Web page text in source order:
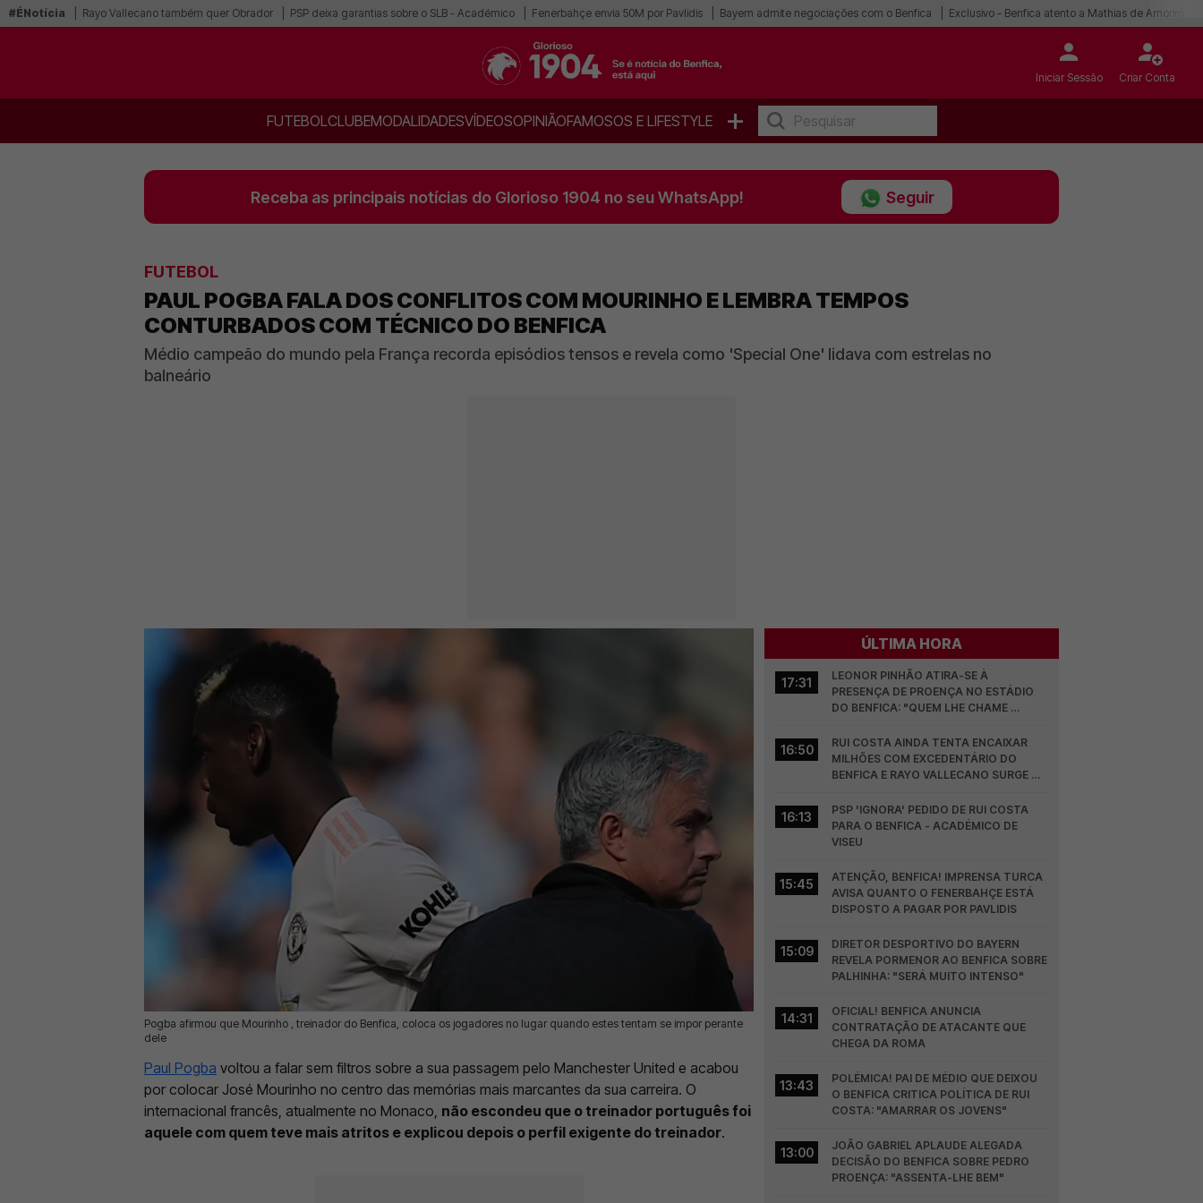
#ÉNotícia Rayo Vallecano também quer Obrador PSP deixa garantias sobre o SLB - Académico Fenerbahçe envia 50M por Pavlidis Bayern admite negociações com o Benfica Exclusivo - Benfica atento a Mathias de Amorim
Iniciar Sessão Criar Conta
FUTEBOLCLUBEMODALIDADESVÍDEOSOPINIÃOFAMOSOS E LIFESTYLE +
Receba as principais notícias do Glorioso 1904 no seu WhatsApp! Seguir
FUTEBOL
PAUL POGBA FALA DOS CONFLITOS COM MOURINHO E LEMBRA TEMPOS
CONTURBADOS COM TÉCNICO DO BENFICA
Médio campeão do mundo pela França recorda episódios tensos e revela como 'Special One' lidava com estrelas no
balneário
Pogba afirmou que Mourinho , treinador do Benfica, coloca os jogadores no lugar quando estes tentam se impor perante
dele
21 Mai 2026 | 13:48 | 0
Paul Pogba voltou a falar sem filtros sobre a sua passagem pelo Manchester United e acabou
por colocar José Mourinho no centro das memórias mais marcantes da sua carreira. O
internacional francês, atualmente no Monaco, não escondeu que o treinador português foi
aquele com quem teve mais atritos e explicou depois o perfil exigente do treinador.
ÚLTIMA HORA
17:31
LEONOR PINHÃO ATIRA-SE À
PRESENÇA DE PROENÇA NO ESTÁDIO
DO BENFICA: "QUEM LHE CHAME
16:50
RUI COSTA AINDA TENTA ENCAIXAR
MILHÕES COM EXCEDENTÁRIO DO
BENFICA E RAYO VALLECANO SURGE NA
16:13
PSP 'IGNORA' PEDIDO DE RUI COSTA
PARA O BENFICA - ACADÉMICO DE
VISEU
15:45
ATENÇÃO, BENFICA! IMPRENSA TURCA
AVISA QUANTO O FENERBAHÇE ESTÁ
DISPOSTO A PAGAR POR PAVLIDIS
15:09
DIRETOR DESPORTIVO DO BAYERN
REVELA PORMENOR AO BENFICA SOBRE
PALHINHA: "SERÁ MUITO INTENSO"
14:31
OFICIAL! BENFICA ANUNCIA
CONTRATAÇÃO DE ATACANTE QUE
CHEGA DA ROMA
13:43
POLÉMICA! PAI DE MÉDIO QUE DEIXOU
O BENFICA CRITICA POLÍTICA DE RUI
COSTA: "AMARRAR OS JOVENS"
13:00
JOÃO GABRIEL APLAUDE ALEGADA
DECISÃO DO BENFICA SOBRE PEDRO
PROENÇA: "ASSENTA-LHE BEM"